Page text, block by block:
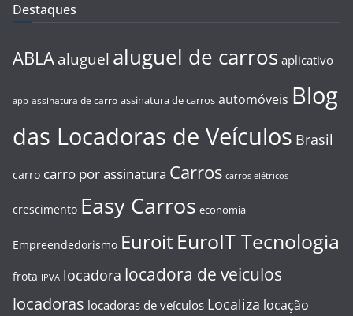
Destaques
ABLA aluguel aluguel de carros aplicativo
app assinatura de carro assinatura de carros automóveis Blog
das Locadoras de Veículos Brasil
carro carro por assinatura Carros carros elétricos
crescimento Easy Carros economia
Empreendedorismo Euroit EuroIT Tecnologia
frota IPVA locadora locadora de veiculos
locadoras locadoras de veículos Localiza locação